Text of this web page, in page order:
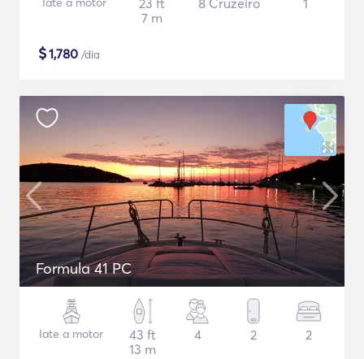
23 ft
7 m
8 Cruzeiro 1
$1,780 /dia
Formula 41 PC
Iate a motor
43 ft
13 m
4 2 2